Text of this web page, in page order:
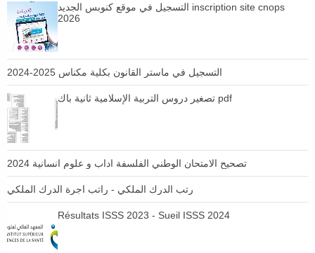
التسجيل في موقع كنوبس الجديد inscription site cnops
2026
التسجيل في ماستر القانون بكلية مكناس 2025-2024
تصغير دروس التربية الإسلامية ثانية باك pdf
تصحيح الامتحان الوطني الفلسفة اداب و علوم انسانية 2024
رتب الدرك الملكي - راتب اجرة الدرك الملكي
Résultats ISSS 2023 - Sueil ISSS 2024